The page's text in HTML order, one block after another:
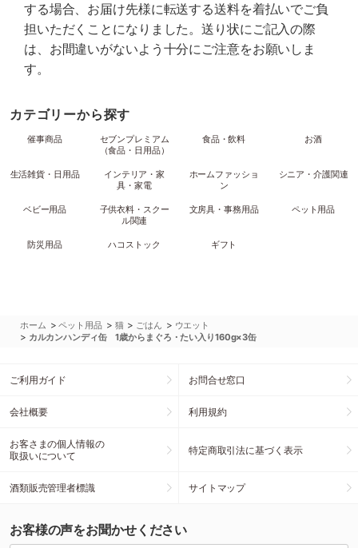
する場合、お届け先様に転送する送料を着払いでご負
担いただくことになりました。送り状にご記入の際
は、お間違いがないよう十分にご注意をお願いしま
す。
カテゴリーから探す
催事商品
セブンプレミアム
（食品・日用品）
食品・飲料 お酒
生活雑貨・日用品
インテリア・家
具・家電
ホームファッショ
ン
シニア・介護関連
ベビー用品
子供衣料・スクー
ル関連
文房具・事務用品 ペット用品
防災用品 ハコストック ギフト
ホーム >ペット用品 > 猫 > ごはん > ウエット
> カルカンハンディ缶 1歳からまぐろ・たい入り160g×3缶
ご利用ガイド お問合せ窓口
会社概要 利用規約
お客さまの個人情報の
取扱いについて
特定商取引法に基づく表示
酒類販売管理者標識 サイトマップ
お客様の声をお聞かせください